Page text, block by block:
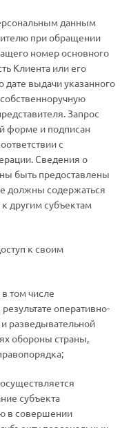
данным
при обращении
номер основного
Клиента или его
дате выдачи указанного
Запрос
форме и подписан
с
Сведения о
быть предоставлены
должны содержаться
другим субъектам
к своим
том числе
оперативно-
разведывательной
обороны страны,
субъекта
в совершении